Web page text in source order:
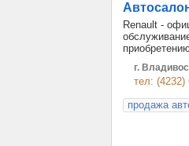
Renault -
г.
тел: (4232)
продажа